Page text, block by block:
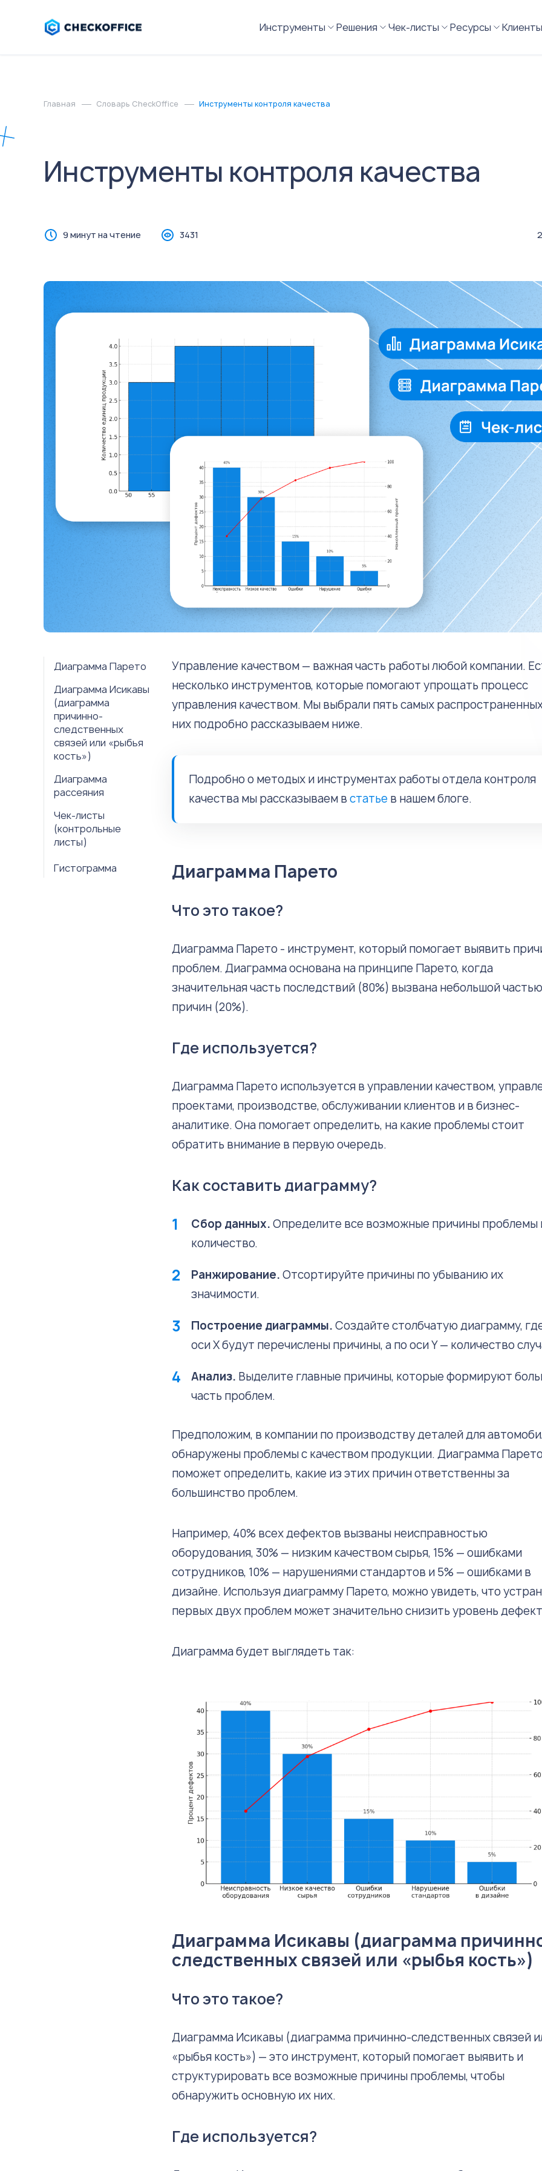
Инструменты Решения Чек-листы Ресурсы Клиенты
Главная Словарь CheckOffice Инструменты контроля качества
Инструменты контроля качества
9 минут на чтение 3431
Диаграмма Парето
Диаграмма Исикавы
(диаграмма
причинно-
следственных
связей или «рыбья
кость»)
Диаграмма
рассеяния
Чек-листы
(контрольные
листы)
Гистограмма
Управление качеством — важная часть работы любой компании.
несколько инструментов, которые помогают упрощать процесс
управления качеством. Мы выбрали пять самых
них подробно рассказываем ниже.
Подробно о методых и инструментах работы отдела контроля
качества мы рассказываем в статье в нашем блоге.
Диаграмма Парето
Что это такое?
Диаграмма Парето - инструмент, который помогает выявить
проблем. Диаграмма основана на принципе Парето, когда
значительная часть последствий (80%) вызвана небольшой частью
причин (20%).
Где используется?
Диаграмма Парето используется в управлении качеством,
проектами, производстве, обслуживании клиентов и в бизнес-
аналитике. Она помогает определить, на какие проблемы стоит
обратить внимание в первую очередь.
Как составить диаграмму?
Сбор данных. Определите все возможные причины проблемы
количество.
Ранжирование. Отсортируйте причины по убыванию их
значимости.
Построение диаграммы. Создайте столбчатую диаграмму,
оси X будут перечислены причины, а по оси Y — количество
Анализ. Выделите главные причины, которые формируют
часть проблем.
Предположим, в компании по производству деталей для
обнаружены проблемы с качеством продукции. Диаграмма
поможет определить, какие из этих причин ответственны за
большинство проблем.
Например, 40% всех дефектов вызваны неисправностью
оборудования, 30% — низким качеством сырья, 15% — ошибками
сотрудников, 10% — нарушениями стандартов и 5% — ошибками в
дизайне. Используя диаграмму Парето, можно увидеть, что
первых двух проблем может значительно снизить уровень
Диаграмма будет выглядеть так:
Диаграмма Исикавы (диаграмма
следственных связей или «рыбья кость»)
Что это такое?
Диаграмма Исикавы (диаграмма причинно-следственных связей
«рыбья кость») — это инструмент, который помогает выявить и
структурировать все возможные причины проблемы, чтобы
обнаружить основную их них.
Где используется?